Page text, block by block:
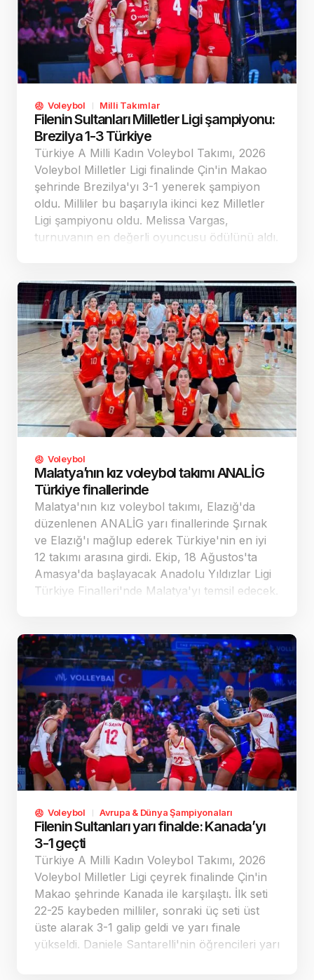
Voleybol Milli Takımlar
Filenin Sultanları Milletler Ligi şampiyonu:
Brezilya 1-3 Türkiye
Türkiye A Milli Kadın Voleybol Takımı, 2026
Voleybol Milletler Ligi finalinde Çin'in Makao
şehrinde Brezilya'yı 3-1 yenerek şampiyon
oldu. Milliler bu başarıyla ikinci kez Milletler
Ligi şampiyonu oldu. Melissa Vargas,
turnuvanın en değerli oyuncusu ödülünü aldı.
Voleybol
Malatya’nın kız voleybol takımı ANALİG
Türkiye finallerinde
Malatya'nın kız voleybol takımı, Elazığ'da
düzenlenen ANALİG yarı finallerinde Şırnak
ve Elazığ'ı mağlup ederek Türkiye'nin en iyi
12 takımı arasına girdi. Ekip, 18 Ağustos'ta
Amasya'da başlayacak Anadolu Yıldızlar Ligi
Türkiye Finalleri'nde Malatya'yı temsil edecek.
Voleybol Avrupa & Dünya Şampiyonaları
Filenin Sultanları yarı finalde: Kanada’yı
3-1 geçti
Türkiye A Milli Kadın Voleybol Takımı, 2026
Voleybol Milletler Ligi çeyrek finalinde Çin'in
Makao şehrinde Kanada ile karşılaştı. İlk seti
22-25 kaybeden milliler, sonraki üç seti üst
üste alarak 3-1 galip geldi ve yarı finale
yükseldi. Daniele Santarelli'nin öğrencileri yarı